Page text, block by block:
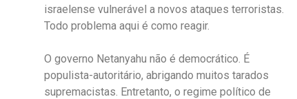
israelense vulnerável a novos ataques terroristas.
Todo problema aqui é como reagir.
O governo Netanyahu não é democrático. É
populista-autoritário, abrigando muitos tarados
supremacistas. Entretanto, o regime político de